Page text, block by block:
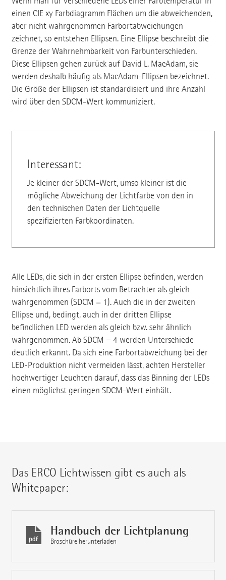
einen CIE xy Farbdiagramm Flächen um die abweichenden,
aber nicht wahrgenommen Farbortabweichungen
zeichnet, so entstehen Ellipsen. Eine Ellipse beschreibt die
Grenze der Wahrnehmbarkeit von Farbunterschieden.
Diese Ellipsen gehen zurück auf David L. MacAdam, sie
werden deshalb häufig als MacAdam-Ellipsen bezeichnet.
Die Größe der Ellipsen ist standardisiert und ihre Anzahl
wird über den SDCM-Wert kommuniziert.
Interessant:
Je kleiner der SDCM-Wert, umso kleiner ist die
mögliche Abweichung der Lichtfarbe von den in
den technischen Daten der Lichtquelle
spezifizierten Farbkoordinaten.
Alle LEDs, die sich in der ersten Ellipse befinden, werden
hinsichtlich ihres Farborts vom Betrachter als gleich
wahrgenommen (SDCM = 1). Auch die in der zweiten
Ellipse und, bedingt, auch in der dritten Ellipse
befindlichen LED werden als gleich bzw. sehr ähnlich
wahrgenommen. Ab SDCM = 4 werden Unterschiede
deutlich erkannt. Da sich eine Farbortabweichung bei der
LED-Produktion nicht vermeiden lässt, achten Hersteller
hochwertiger Leuchten darauf, dass das Binning der LEDs
einen möglichst geringen SDCM-Wert einhält.
Das ERCO Lichtwissen gibt es auch als
Whitepaper:
Handbuch der Lichtplanung
Broschüre herunterladen